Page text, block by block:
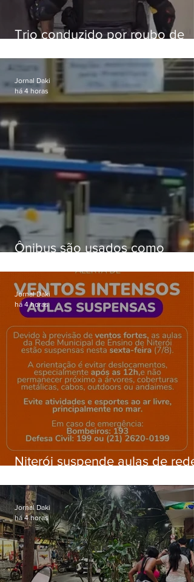
Trio conduzido por roubo de
passagens
Ônibus são usados como
Gardênia Azul
Jornal Daki
há 4 horas
Niterói suspende aulas de rede
ventos fortes nesta sexta (7)
Jornal Daki
há 4 horas
Jornal Daki
há 4 horas